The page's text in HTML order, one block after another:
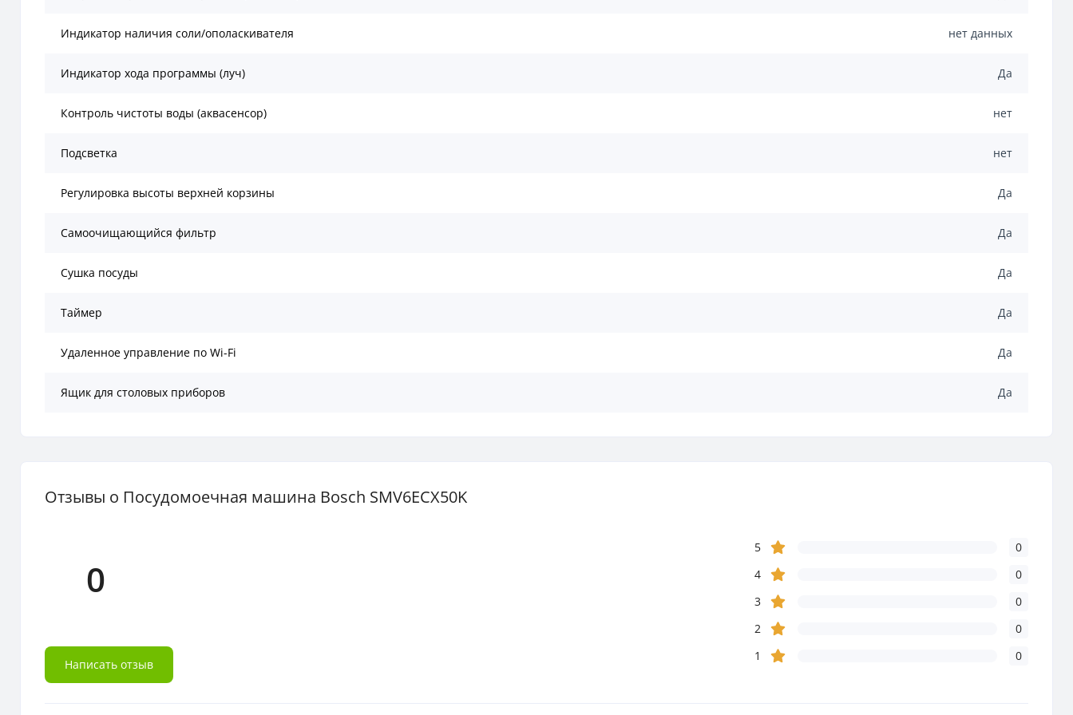
Индикатор наличия соли/ополаскивателя нет данных
Индикатор хода программы (луч) Да
Контроль чистоты воды (аквасенсор) нет
Подсветка нет
Регулировка высоты верхней корзины Да
Самоочищающийся фильтр Да
Сушка посуды Да
Таймер Да
Удаленное управление по Wi-Fi Да
Ящик для столовых приборов Да
Отзывы о Посудомоечная машина Bosch SMV6ECX50K
0
Написать отзыв
5
0
4
0
3
0
2
0
1
0